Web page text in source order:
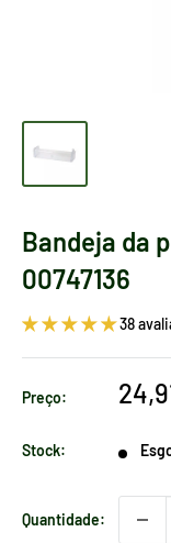
Bandeja da
00747136
38
Preço:
Stock:
Quantidade: